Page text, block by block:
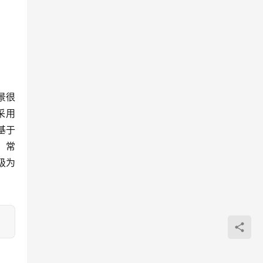
很
用
于
常
为